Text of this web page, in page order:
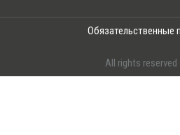
Обязательственные
All rights reserved